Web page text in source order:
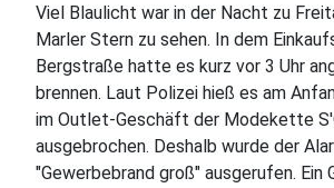
Viel Blaulicht war in der Nacht zu
Marler Stern zu sehen. In dem
Bergstraße hatte es kurz vor 3 Uhr
brennen. Laut Polizei hieß es am
im Outlet-Geschäft der Modekette
ausgebrochen. Deshalb wurde der
"Gewerbebrand groß" ausgerufen. Ein